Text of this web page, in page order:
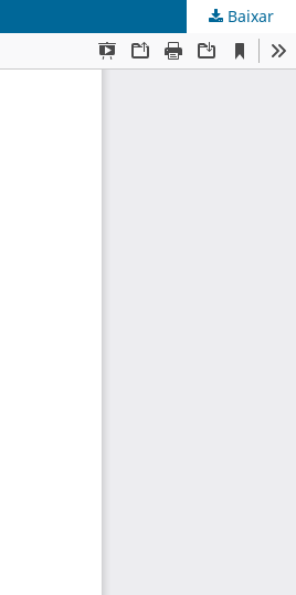
Baixar